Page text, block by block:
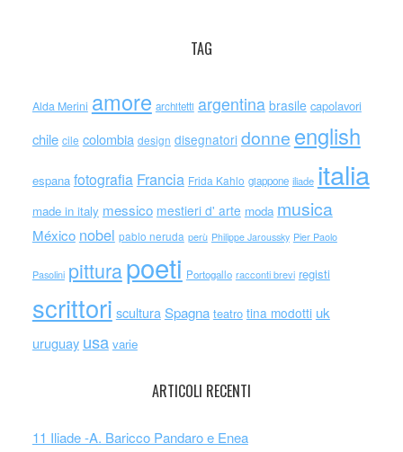
TAG
Alda Merini amore architetti argentina brasile capolavori
chile cile colombia design disegnatori donne english
espana fotografia Francia Frida Kahlo giappone iliade italia
made in italy messico mestieri d' arte moda musica
México nobel pablo neruda perù Philippe Jaroussky Pier Paolo
Pasolini pitturapoeti Portogallo racconti brevi registi
scrittori scultura Spagna teatro tina modotti uk
uruguay usa varie
ARTICOLI RECENTI
11 Iliade -A. Baricco Pandaro e Enea